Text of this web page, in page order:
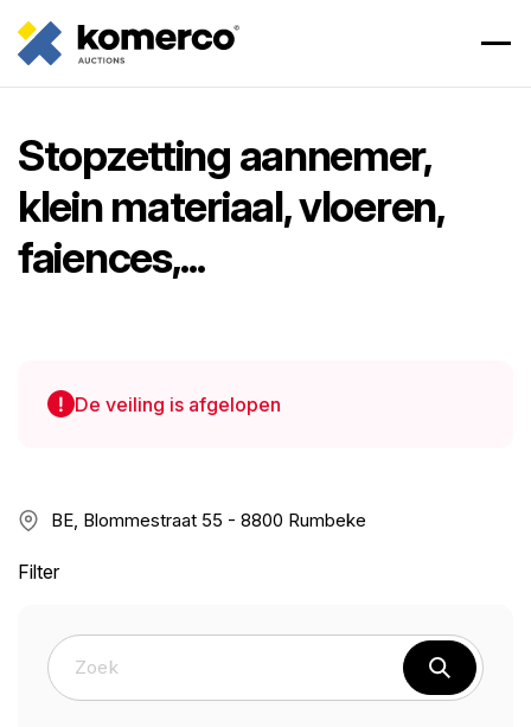
Stopzetting aannemer,
klein materiaal, vloeren,
faiences,...
De veiling is afgelopen
BE, Blommestraat 55 - 8800 Rumbeke
Filter